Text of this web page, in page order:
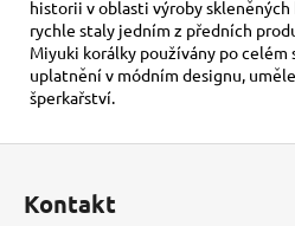
historii v oblasti výroby skleněných
rychle staly jedním z předních
Miyuki korálky používány po celém
uplatnění v módním designu,
šperkařství.
Kontakt